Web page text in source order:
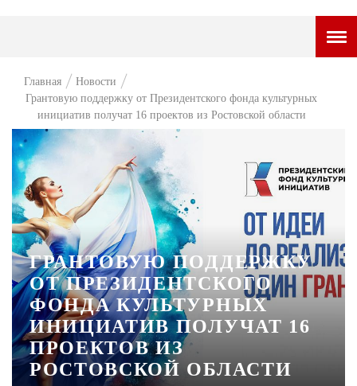
НОВОСТИ
ТАМ И ТУТ
СТИЛЬ ЖИЗНИ
ХАЙП
ЧЕЛОВЕК ОСОБЕННЫЙ
КУЛЬТ ЕДЫ
Главная
Новости
Грантовую поддержку от Президентского фонда культурных
инициатив получат 16 проектов из Ростовской области
ГРАНТОВУЮ ПОДДЕРЖКУ
ОТ ПРЕЗИДЕНТСКОГО
ФОНДА КУЛЬТУРНЫХ
ИНИЦИАТИВ ПОЛУЧАТ 16
ПРОЕКТОВ ИЗ
РОСТОВСКОЙ ОБЛАСТИ